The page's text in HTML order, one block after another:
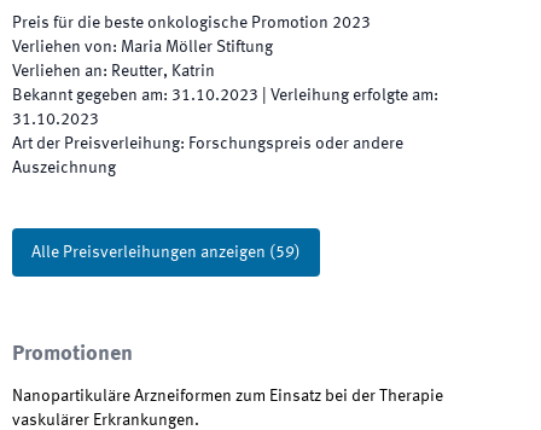
Preis für die beste onkologische Promotion 2023
Verliehen von: Maria Möller Stiftung
Verliehen an: Reutter, Katrin
Bekannt gegeben am: 31.10.2023 Verleihung erfolgte am:
31.10.2023
Art der Preisverleihung: Forschungspreis oder andere
Auszeichnung
Alle Preisverleihungen anzeigen (59)
Promotionen
Nanopartikuläre Arzneiformen zum Einsatz bei der Therapie
vaskulärer Erkrankungen.